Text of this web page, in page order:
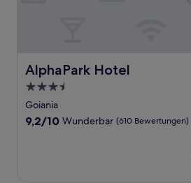
AlphaPark Hotel
AlphaPark Hotel
3.5-
Sterne-
Unterkunft
Goiania
9.2
9,2/10 Wunderbar (610 Bewertungen)